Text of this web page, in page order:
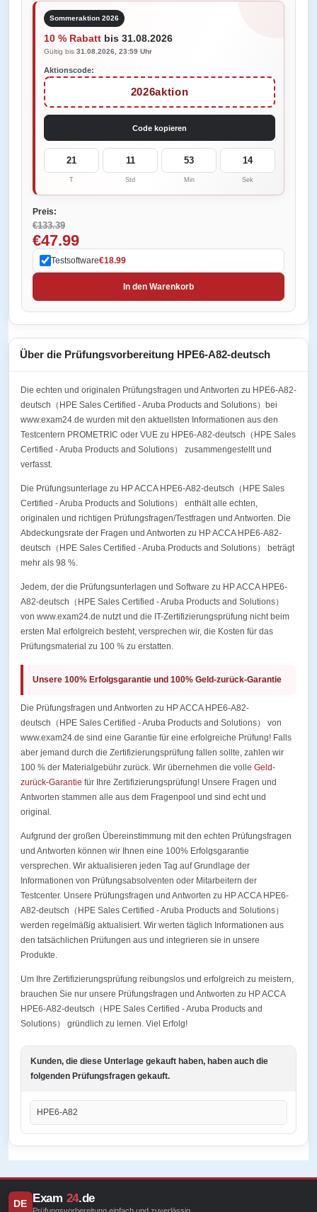
Sommeraktion 2026
10 % Rabatt bis 31.08.2026
Gültig bis 31.08.2026, 23:59 Uhr
Aktionscode:
2026aktion
Code kopieren
21
T
11
Std
53
Min
14
Sek
Preis:
€133.39
€47.99
Testsoftware€18.99
In den Warenkorb
Über die Prüfungsvorbereitung HPE6-A82-deutsch
Die echten und originalen Prüfungsfragen und Antworten zu HPE6-A82-
deutsch（HPE Sales Certified - Aruba Products and Solutions）bei
www.exam24.de wurden mit den aktuellsten Informationen aus den
Testcentern PROMETRIC oder VUE zu HPE6-A82-deutsch（HPE Sales
Certified - Aruba Products and Solutions） zusammengestellt und
verfasst.
Die Prüfungsunterlage zu HP ACCA HPE6-A82-deutsch（HPE Sales
Certified - Aruba Products and Solutions） enthält alle echten,
originalen und richtigen Prüfungsfragen/Testfragen und Antworten. Die
Abdeckungsrate der Fragen und Antworten zu HP ACCA HPE6-A82-
deutsch（HPE Sales Certified - Aruba Products and Solutions） beträgt
mehr als 98 %.
Jedem, der die Prüfungsunterlagen und Software zu HP ACCA HPE6-
A82-deutsch（HPE Sales Certified - Aruba Products and Solutions）
von www.exam24.de nutzt und die IT-Zertifizierungsprüfung nicht beim
ersten Mal erfolgreich besteht, versprechen wir, die Kosten für das
Prüfungsmaterial zu 100 % zu erstatten.
Unsere 100% Erfolgsgarantie und 100% Geld-zurück-Garantie
Die Prüfungsfragen und Antworten zu HP ACCA HPE6-A82-
deutsch（HPE Sales Certified - Aruba Products and Solutions） von
www.exam24.de sind eine Garantie für eine erfolgreiche Prüfung! Falls
aber jemand durch die Zertifizierungsprüfung fallen sollte, zahlen wir
100 % der Materialgebühr zurück. Wir übernehmen die volle Geld-
zurück-Garantie für Ihre Zertifizierungsprüfung! Unsere Fragen und
Antworten stammen alle aus dem Fragenpool und sind echt und
original.
Aufgrund der großen Übereinstimmung mit den echten Prüfungsfragen
und Antworten können wir Ihnen eine 100% Erfolgsgarantie
versprechen. Wir aktualisieren jeden Tag auf Grundlage der
Informationen von Prüfungsabsolventen oder Mitarbeitern der
Testcenter. Unsere Prüfungsfragen und Antworten zu HP ACCA HPE6-
A82-deutsch（HPE Sales Certified - Aruba Products and Solutions）
werden regelmäßig aktualisiert. Wir werten täglich Informationen aus
den tatsächlichen Prüfungen aus und integrieren sie in unsere
Produkte.
Um Ihre Zertifizierungsprüfung reibungslos und erfolgreich zu meistern,
brauchen Sie nur unsere Prüfungsfragen und Antworten zu HP ACCA
HPE6-A82-deutsch（HPE Sales Certified - Aruba Products and
Solutions） gründlich zu lernen. Viel Erfolg!
Kunden, die diese Unterlage gekauft haben, haben auch die
folgenden Prüfungsfragen gekauft.
HPE6-A82
DE Exam 24.de
Prüfungsvorbereitung einfach und zuverlässig